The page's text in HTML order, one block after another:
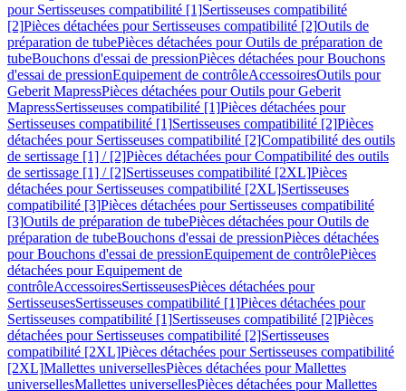
pour Sertisseuses compatibilité [1]Sertisseuses compatibilité
[2]Pièces détachées pour Sertisseuses compatibilité [2]Outils de
préparation de tubePièces détachées pour Outils de préparation de
tubeBouchons d'essai de pressionPièces détachées pour Bouchons
d'essai de pressionEquipement de contrôleAccessoiresOutils pour
Geberit MapressPièces détachées pour Outils pour Geberit
MapressSertisseuses compatibilité [1]Pièces détachées pour
Sertisseuses compatibilité [1]Sertisseuses compatibilité [2]Pièces
détachées pour Sertisseuses compatibilité [2]Compatibilité des outils
de sertissage [1] / [2]Pièces détachées pour Compatibilité des outils
de sertissage [1] / [2]Sertisseuses compatibilité [2XL]Pièces
détachées pour Sertisseuses compatibilité [2XL]Sertisseuses
compatibilité [3]Pièces détachées pour Sertisseuses compatibilité
[3]Outils de préparation de tubePièces détachées pour Outils de
préparation de tubeBouchons d'essai de pressionPièces détachées
pour Bouchons d'essai de pressionEquipement de contrôlePièces
détachées pour Equipement de
contrôleAccessoiresSertisseusesPièces détachées pour
SertisseusesSertisseuses compatibilité [1]Pièces détachées pour
Sertisseuses compatibilité [1]Sertisseuses compatibilité [2]Pièces
détachées pour Sertisseuses compatibilité [2]Sertisseuses
compatibilité [2XL]Pièces détachées pour Sertisseuses compatibilité
[2XL]Mallettes universellesPièces détachées pour Mallettes
universellesMallettes universellesPièces détachées pour Mallettes